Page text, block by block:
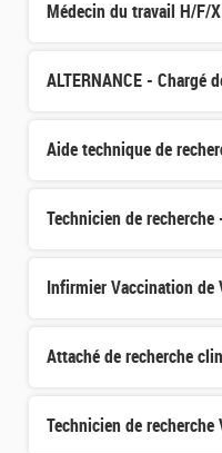
Médecin du travail H/F/X
Technicien de recherche
Infirmier Vaccination de
Attaché de recherche
Technicien de